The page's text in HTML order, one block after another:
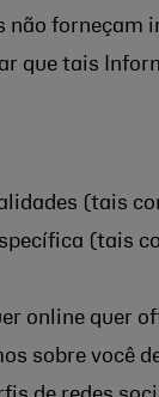
não forneçam
que tais
(tais
(tais
online quer
sobre você